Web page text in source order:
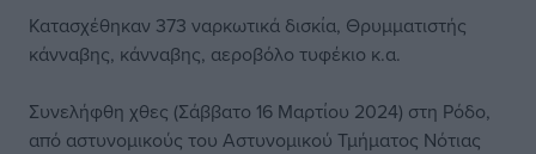
Κατασχέθηκαν 373 ναρκωτικά δισκία, Θρυμματιστής
κάνναβης, κάνναβης, αεροβόλο τυφέκιο κ.α.
Συνελήφθη χθες (Σάββατο 16 Μαρτίου 2024) στη Ρόδο,
από αστυνομικούς του Αστυνομικού Τμήματος Νότιας